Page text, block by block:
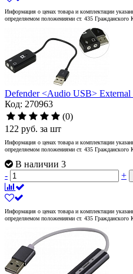
Информация о ценах товара и комплектации
определяемом положениями ст. 435 Гражданского
Defender <Audio USB>
Код: 270963
(0)
122 руб. за шт
Информация о ценах товара и комплектации
определяемом положениями ст. 435 Гражданского
В наличии 3
-
+
Информация о ценах товара и комплектации
определяемом положениями ст. 435 Гражданского